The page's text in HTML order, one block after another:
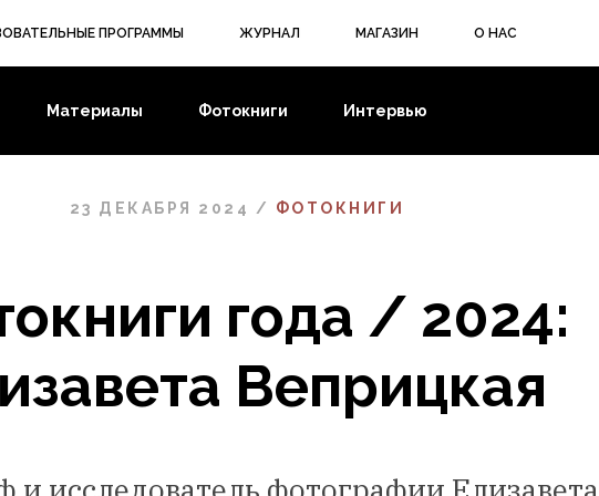
ПРОГРАММЫ ЖУРНАЛ МАГАЗИН О НАС
Материалы Фотокниги Интервью
23 ДЕКАБРЯ 2024 / ФОТОКНИГИ
года / 2024:
Веприцкая